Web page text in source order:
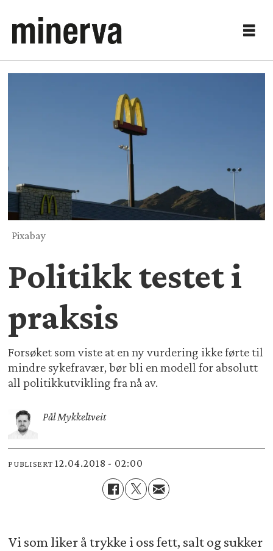
Pixabay
Politikk testet i
praksis
Forsøket som viste at en ny vurdering ikke førte til
mindre sykefravær, bør bli en modell for absolutt
all politikkutvikling fra nå av.
Pål Mykkeltveit
PUBLISERT 12.04.2018 - 02:00
Vi som liker å trykke i oss fett, salt og sukker